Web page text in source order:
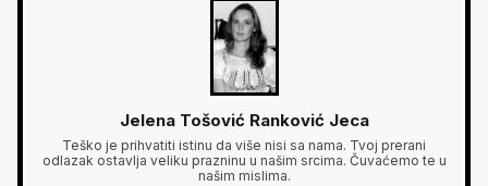
Jelena Tošović Ranković Jeca
Teško je prihvatiti istinu da više nisi sa nama. Tvoj prerani
odlazak ostavlja veliku prazninu u našim srcima. Čuvaćemo te u
našim mislima.